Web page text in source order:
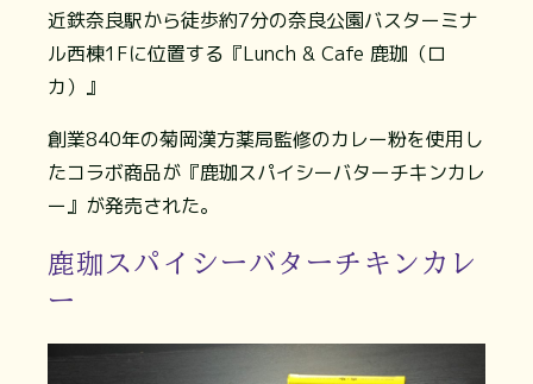
近鉄奈良駅から徒歩約7分の奈良公園バスターミナ
ル西棟1Fに位置する『Lunch & Cafe 鹿珈（ロ
カ）』
創業840年の菊岡漢方薬局監修のカレー粉を使用し
たコラボ商品が『鹿珈スパイシーバターチキンカレ
ー』が発売された。
鹿珈スパイシーバターチキンカレ
ー